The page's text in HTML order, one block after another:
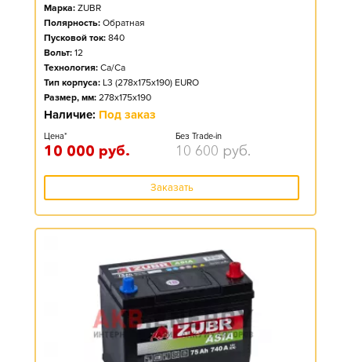
Марка: ZUBR
Полярность: Обратная
Пусковой ток: 840
Вольт: 12
Технология: Ca/Ca
Тип корпуса: L3 (278x175x190) EURO
Размер, мм: 278x175x190
Наличие: Под заказ
Цена*
10 000 руб.
Без Trade-in
10 600 руб.
Заказать